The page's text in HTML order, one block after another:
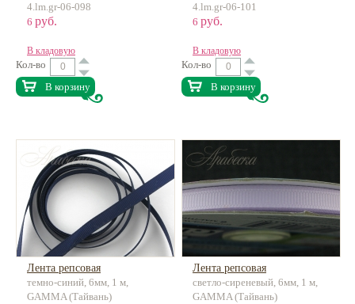
4.lm.gr-06-098
6 руб.
В кладовую
Кол-во
В корзину
4.lm.gr-06-101
6 руб.
В кладовую
Кол-во
В корзину
Лента репсовая
темно-синий, 6мм, 1 м,
GAMMA (Тайвань)
Лента репсовая
светло-сиреневый, 6мм, 1 м,
GAMMA (Тайвань)